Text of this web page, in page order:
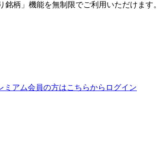
柄」機能を無制限でご利用いただけます。
ミアム会員の方はこちらからログイン